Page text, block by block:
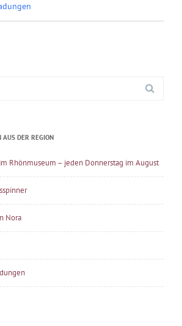
AUS DER REGION
Rhönmuseum – jeden Donnerstag im August
Nora